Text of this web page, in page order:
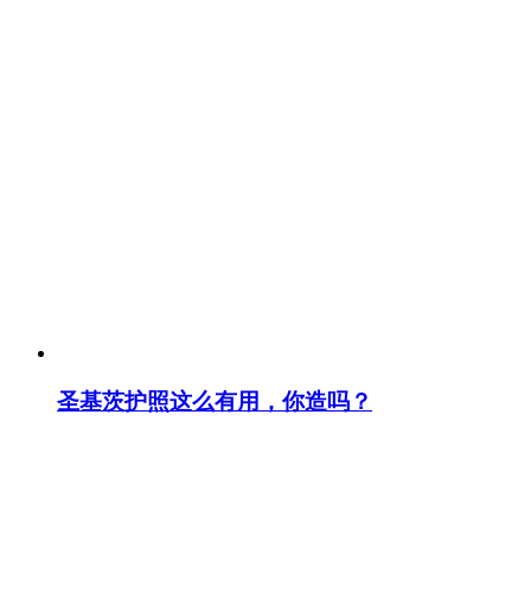
圣基茨护照这么有用，你造吗？